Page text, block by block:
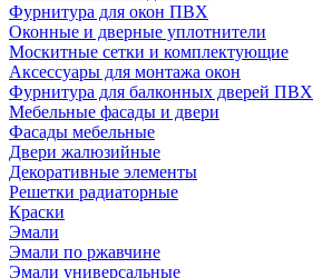
Фурнитура для окон ПВХ
Оконные и дверные уплотнители
Москитные сетки и комплектующие
Аксессуары для монтажа окон
Фурнитура для балконных дверей ПВХ
Мебельные фасады и двери
Фасады мебельные
Двери жалюзийные
Декоративные элементы
Решетки радиаторные
Краски
Эмали
Эмали по ржавчине
Эмали универсальные